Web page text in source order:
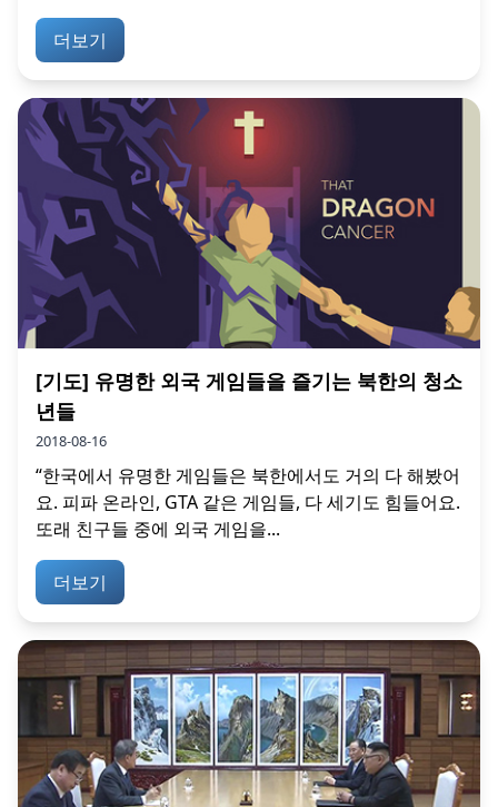
더보기
[기도] 유명한 외국 게임들을 즐기는 북한의 청소
년들
2018-08-16
“한국에서 유명한 게임들은 북한에서도 거의 다 해봤어
요. 피파 온라인, GTA 같은 게임들, 다 세기도 힘들어요.
또래 친구들 중에 외국 게임을...
더보기